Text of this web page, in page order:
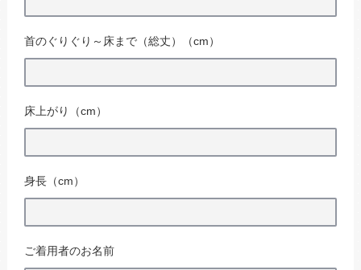
首のぐりぐり～床まで（総丈）（cm）
床上がり（cm）
身長（cm）
ご着用者のお名前